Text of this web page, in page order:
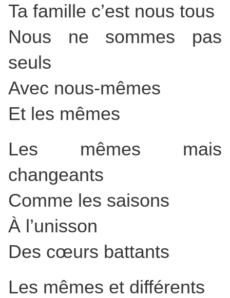
Ta famille c’est nous tous
Nous ne sommes pas
seuls
Avec nous-mêmes
Et les mêmes
Les mêmes mais
changeants
Comme les saisons
À l’unisson
Des cœurs battants
Les mêmes et différents